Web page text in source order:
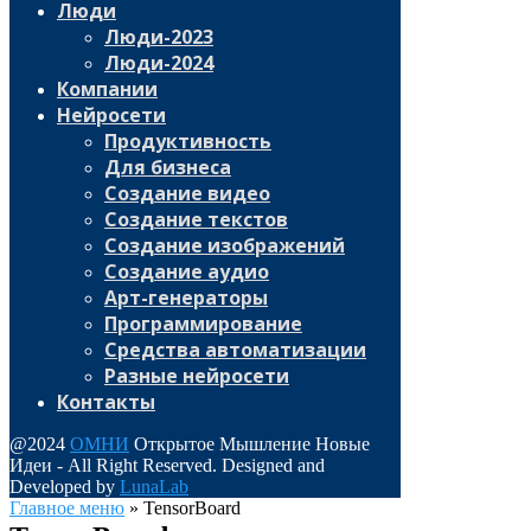
Люди
Люди-2023
Люди-2024
Компании
Нейросети
Продуктивность
Для бизнеса
Создание видео
Создание текстов
Создание изображений
Создание аудио
Арт-генераторы
Программирование
Средства автоматизации
Разные нейросети
Контакты
@2024 ОМНИ Открытое Мышление Новые
Идеи - All Right Reserved. Designed and
Developed by LunaLab
Главное меню » TensorBoard